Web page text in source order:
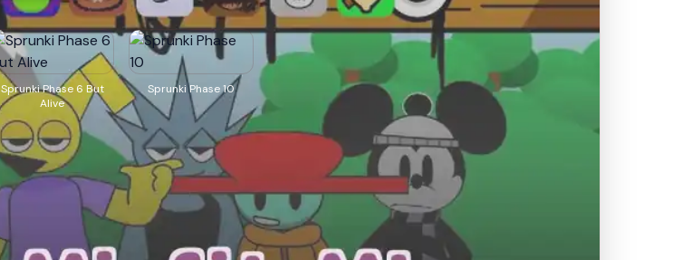
Sprunki Phase 6 But
Alive
Sprunki Phase 10